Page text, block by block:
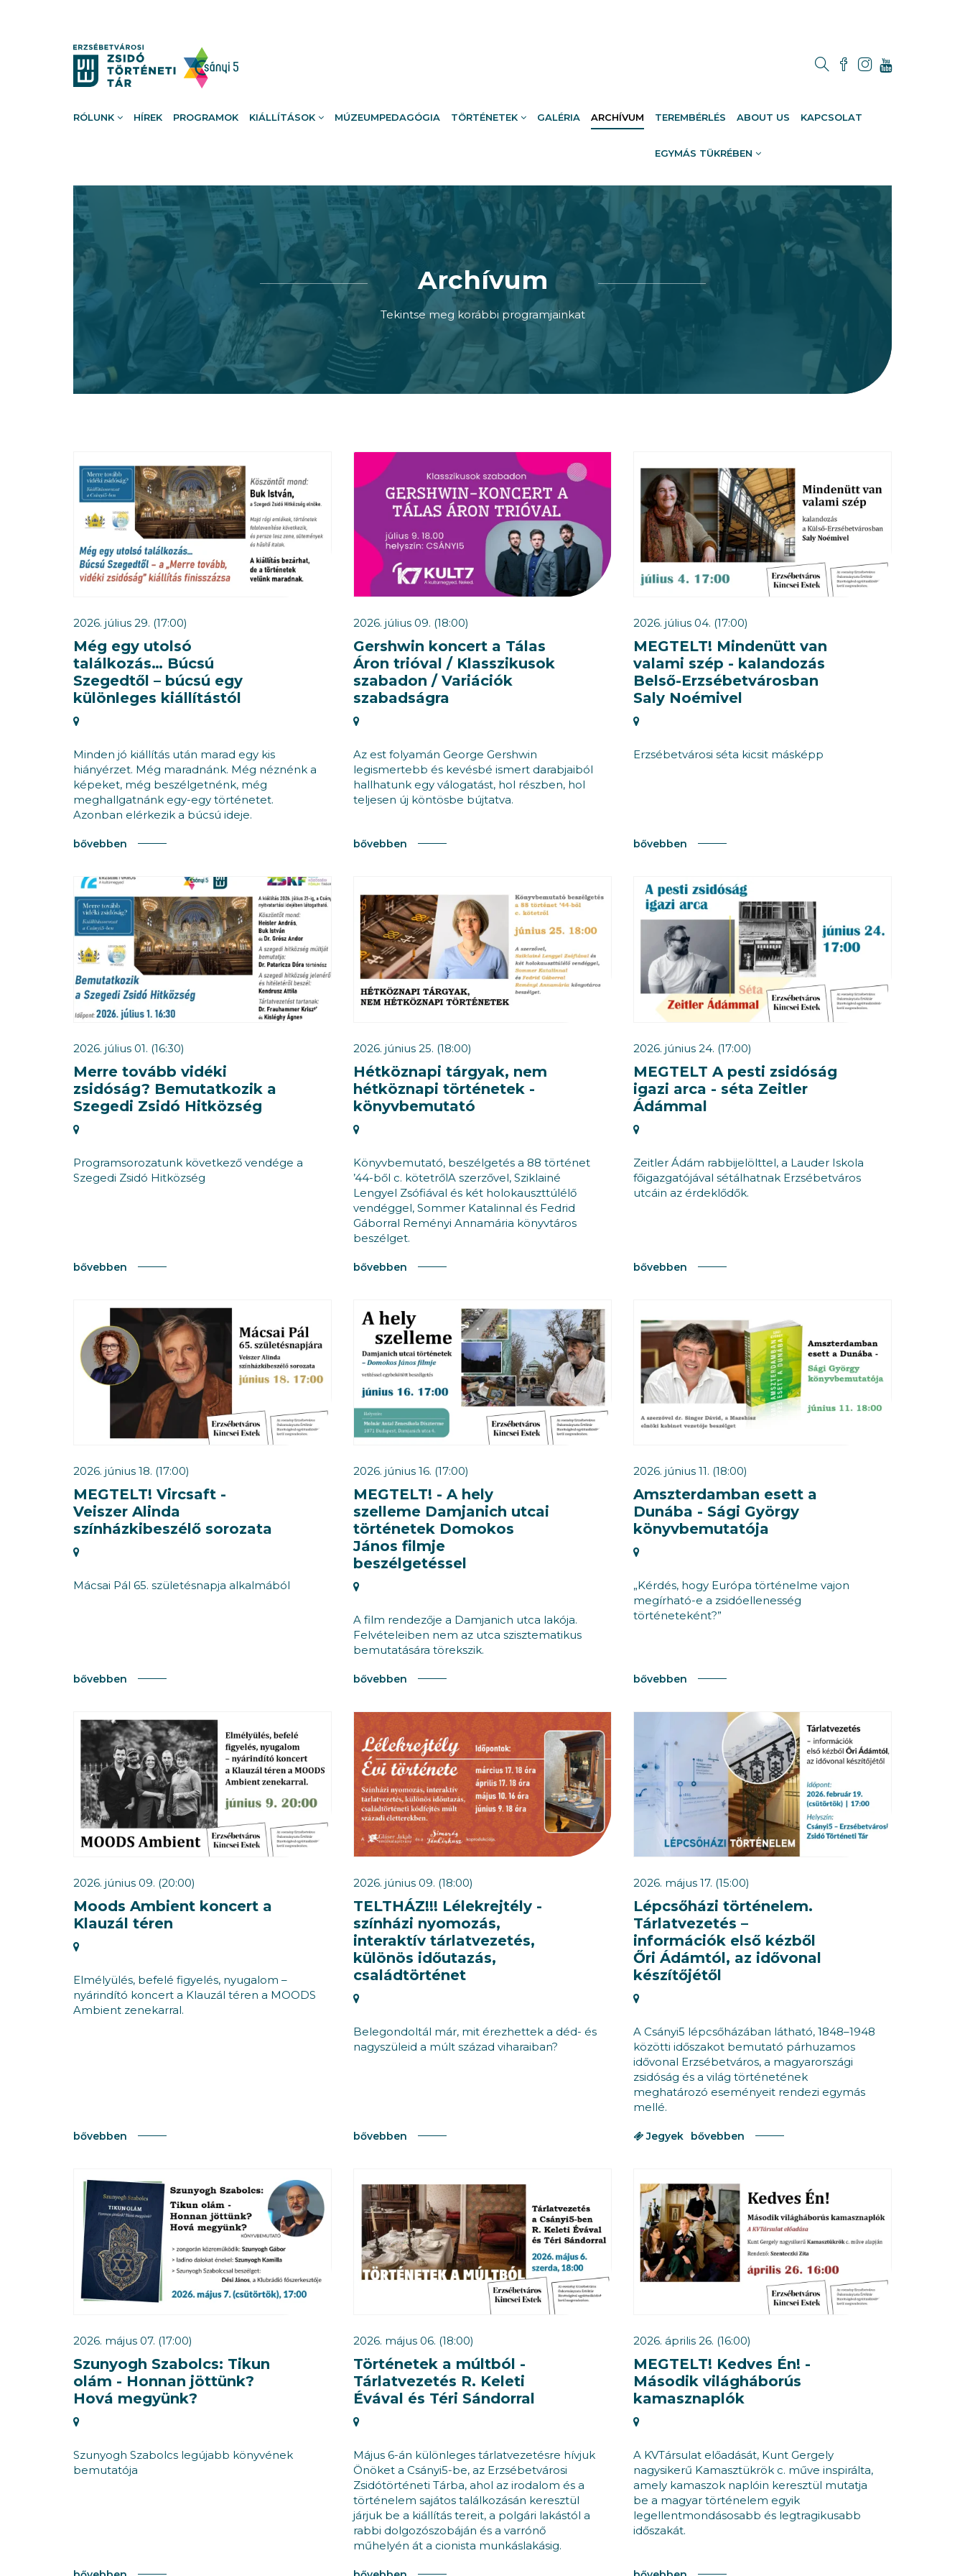
RÓLUNK HÍREK PROGRAMOK KIÁLLÍTÁSOK MÚZEUMPEDAGÓGIA TÖRTÉNETEK GALÉRIA ARCHÍVUM TEREMBÉRLÉS ABOUT US KAPCSOLAT
EGYMÁS TÜKRÉBEN
Archívum
Tekintse meg korábbi programjainkat
2026. július 29. (17:00)
Még egy utolsó
találkozás… Búcsú
Szegedtől – búcsú egy
különleges kiállítástól
Minden jó kiállítás után marad egy kis
hiányérzet. Még maradnánk. Még néznénk a
képeket, még beszélgetnénk, még
meghallgatnánk egy-egy történetet.
Azonban elérkezik a búcsú ideje.
bővebben
2026. július 09. (18:00)
Gershwin koncert a Tálas
Áron trióval / Klasszikusok
szabadon / Variációk
szabadságra
Az est folyamán George Gershwin
legismertebb és kevésbé ismert darabjaiból
hallhatunk egy válogatást, hol részben, hol
teljesen új köntösbe bújtatva.
bővebben
2026. július 04. (17:00)
MEGTELT! Mindenütt van
valami szép - kalandozás
Belső-Erzsébetvárosban
Saly Noémivel
Erzsébetvárosi séta kicsit másképp
bővebben
2026. július 01. (16:30)
Merre tovább vidéki
zsidóság? Bemutatkozik a
Szegedi Zsidó Hitközség
Programsorozatunk következő vendége a
Szegedi Zsidó Hitközség
bővebben
2026. június 25. (18:00)
Hétköznapi tárgyak, nem
hétköznapi történetek -
könyvbemutató
Könyvbemutató, beszélgetés a 88 történet
’44-ből c. kötetrőlA szerzővel, Sziklainé
Lengyel Zsófiával és két holokauszttúlélő
vendéggel, Sommer Katalinnal és Fedrid
Gáborral Reményi Annamária könyvtáros
beszélget.
bővebben
2026. június 24. (17:00)
MEGTELT A pesti zsidóság
igazi arca - séta Zeitler
Ádámmal
Zeitler Ádám rabbijelölttel, a Lauder Iskola
főigazgatójával sétálhatnak Erzsébetváros
utcáin az érdeklődők.
bővebben
2026. június 18. (17:00)
MEGTELT! Vircsaft -
Veiszer Alinda
színházkibeszélő sorozata
Mácsai Pál 65. születésnapja alkalmából
bővebben
2026. június 16. (17:00)
MEGTELT! - A hely
szelleme Damjanich utcai
történetek Domokos
János filmje
beszélgetéssel
A film rendezője a Damjanich utca lakója.
Felvételeiben nem az utca szisztematikus
bemutatására törekszik.
bővebben
2026. június 11. (18:00)
Amszterdamban esett a
Dunába - Sági György
könyvbemutatója
„Kérdés, hogy Európa történelme vajon
megírható-e a zsidóellenesség
történeteként?”
bővebben
2026. június 09. (20:00)
Moods Ambient koncert a
Klauzál téren
Elmélyülés, befelé figyelés, nyugalom –
nyárindító koncert a Klauzál téren a MOODS
Ambient zenekarral.
bővebben
2026. június 09. (18:00)
TELTHÁZ!!! Lélekrejtély -
színházi nyomozás,
interaktív tárlatvezetés,
különös időutazás,
családtörténet
Belegondoltál már, mit érezhettek a déd- és
nagyszüleid a múlt század viharaiban?
bővebben
2026. május 17. (15:00)
Lépcsőházi történelem.
Tárlatvezetés –
információk első kézből
Őri Ádámtól, az idővonal
készítőjétől
A Csányi5 lépcsőházában látható, 1848–1948
közötti időszakot bemutató párhuzamos
idővonal Erzsébetváros, a magyarországi
zsidóság és a világ történetének
meghatározó eseményeit rendezi egymás
mellé.
Jegyek bővebben
2026. május 07. (17:00)
Szunyogh Szabolcs: Tikun
olám - Honnan jöttünk?
Hová megyünk?
Szunyogh Szabolcs legújabb könyvének
bemutatója
2026. május 06. (18:00)
Történetek a múltból -
Tárlatvezetés R. Keleti
Évával és Téri Sándorral
Május 6-án különleges tárlatvezetésre hívjuk
Önöket a Csányi5-be, az Erzsébetvárosi
Zsidótörténeti Tárba, ahol az irodalom és a
történelem sajátos találkozásán keresztül
járjuk be a kiállítás tereit, a polgári lakástól a
rabbi dolgozószobáján és a varrónő
műhelyén át a cionista munkáslakásig.
2026. április 26. (16:00)
MEGTELT! Kedves Én! -
Második világháborús
kamasznaplók
A KVTársulat előadását, Kunt Gergely
nagysikerű Kamasztükrök c. műve inspirálta,
amely kamaszok naplóin keresztül mutatja
be a magyar történelem egyik
legellentmondásosabb és legtragikusabb
időszakát.